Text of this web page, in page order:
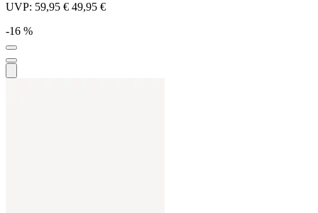
UVP: 59,95 € 49,95 €
-16 %